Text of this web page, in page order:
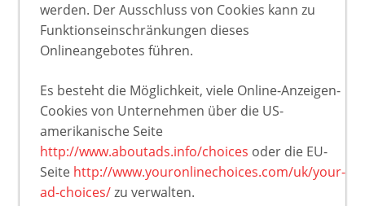
werden. Der Ausschluss von Cookies kann zu
Funktionseinschränkungen dieses
Onlineangebotes führen.
Es besteht die Möglichkeit, viele Online-Anzeigen-
Cookies von Unternehmen über die US-
amerikanische Seite
http://www.aboutads.info/choices oder die EU-
Seite http://www.youronlinechoices.com/uk/your-
ad-choices/zu verwalten.